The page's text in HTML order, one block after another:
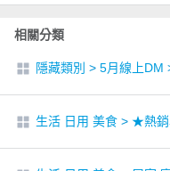
相關分類
隱藏類別 > 5月線上DM
生活 日用 美食 > ★熱銷